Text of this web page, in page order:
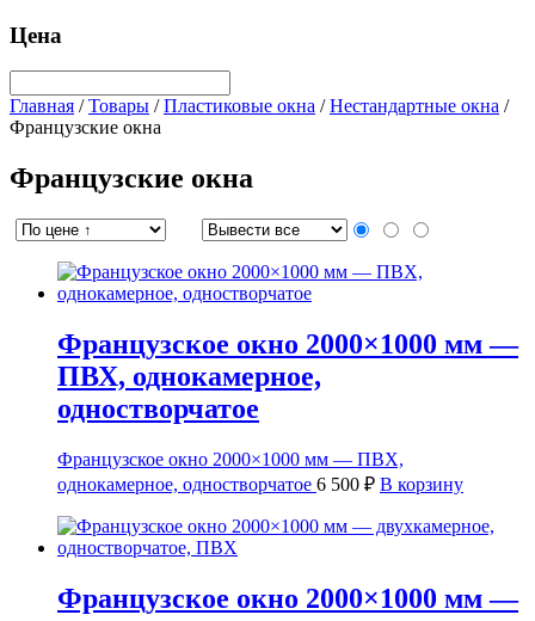
Цена
Главная /Товары /Пластиковые окна /Нестандартные окна /
Французские окна
Французские окна
Французское окно 2000×1000 мм —
ПВХ, однокамерное,
одностворчатое
Французское окно 2000×1000 мм — ПВХ,
однокамерное, одностворчатое 6 500 ₽ В корзину
Французское окно 2000×1000 мм —